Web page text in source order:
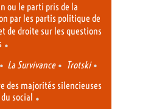
ou le parti pris de la
par les partis politique de
de droite sur les questions
•
La Survivance• Trotski•
des majorités silencieuses
social •